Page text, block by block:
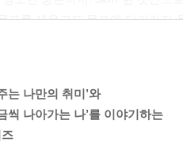
표를 세우고도 목표에 다가가지
‘틀 깨기’였다.
남는 기부 달리기는 8월 15일에
있다). 독립유공자의 후손을 위
는 나만의 취미’와
씩 나아가는 나’를 이야기하는